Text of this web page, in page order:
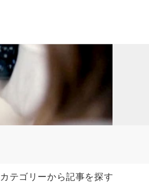
カテゴリーから記事を探す